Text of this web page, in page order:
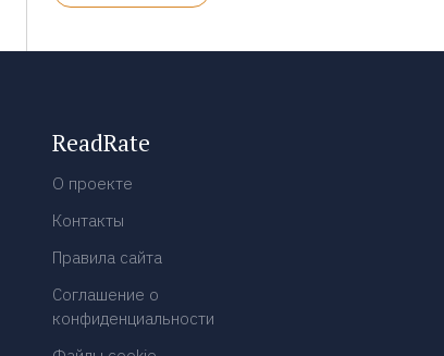
ReadRate
О проекте
Контакты
Правила сайта
Соглашение о
конфиденциальности